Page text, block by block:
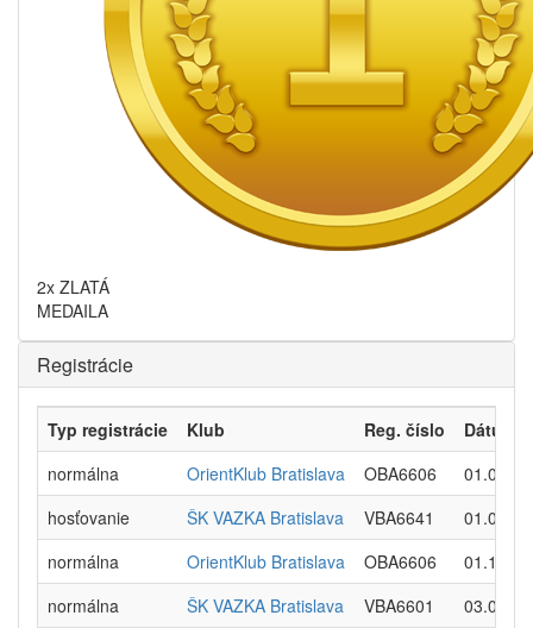
2x ZLATÁ
MEDAILA
Registrácie
Typ registrácie Klub Reg. číslo
Dátum
normálna
OrientKlub Bratislava OBA6606
hosťovanie
ŠK VAZKA Bratislava VBA6641
normálna
OrientKlub Bratislava OBA6606
normálna
ŠK VAZKA Bratislava VBA6601